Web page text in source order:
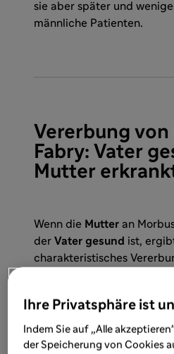
sie aber später und
männliche Patienten.
Vererbung von
Fabry: Vater
Mutter
Wenn die Mutter an
der Vater gesund ist,
charakteristisches
gesundes X-Chromosom.
trägt ein normales X-
Chromosom.
Ihre Privatsphäre ist
Indem Sie auf „Alle
der Speicherung von Cookies